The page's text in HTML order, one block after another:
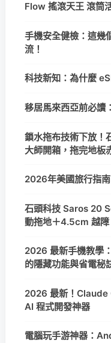
Flow 搖滾天王 滾筒
手機安全健檢：這幾
流！
科技新知：為什麼
移居馬來西亞前必讀
鎖水拖布技術下放！
大師開箱，拖完地板
2026年美國旅行指
石頭科技 Saros 20
動拖地＋4.5cm 越
2026 最新手機教學
的隱藏功能與省電秘
2026 最新！Claude
AI 程式開發神器
電腦玩手游神器：